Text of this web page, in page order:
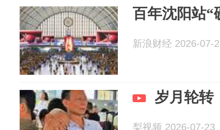
百年沈阳站“
新浪财经 2026-07-
岁月轮转
梨视频 2026-07-23